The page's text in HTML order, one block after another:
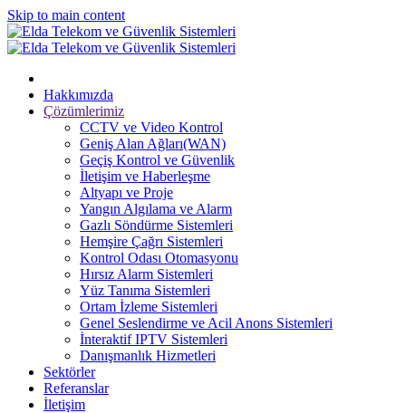
Skip to main content
Hakkımızda
Çözümlerimiz
CCTV ve Video Kontrol
Geniş Alan Ağları(WAN)
Geçiş Kontrol ve Güvenlik
İletişim ve Haberleşme
Altyapı ve Proje
Yangın Algılama ve Alarm
Gazlı Söndürme Sistemleri
Hemşire Çağrı Sistemleri
Kontrol Odası Otomasyonu
Hırsız Alarm Sistemleri
Yüz Tanıma Sistemleri
Ortam İzleme Sistemleri
Genel Seslendirme ve Acil Anons Sistemleri
İnteraktif IPTV Sistemleri
Danışmanlık Hizmetleri
Sektörler
Referanslar
İletişim